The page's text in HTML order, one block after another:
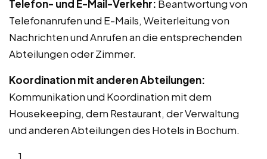
Telefon- und E-Mail-Verkehr: Beantwortung von
Telefonanrufen und E-Mails, Weiterleitung von
Nachrichten und Anrufen an die entsprechenden
Abteilungen oder Zimmer.
Koordination mit anderen Abteilungen:
Kommunikation und Koordination mit dem
Housekeeping, dem Restaurant, der Verwaltung
und anderen Abteilungen des Hotels in Bochum.